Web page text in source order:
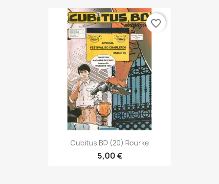
Cubitus BD (20) Rourke
5,00 €
favorite_border